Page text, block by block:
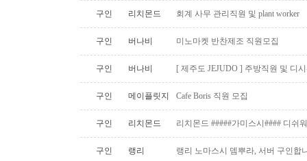
구인 리치몬드 회계 사무 관리직원 및 plant worker
구인 버나비 미노마켓 반찬제조 직원모집
구인 버나비 [ 제주도 JEJUDO ] 주방직원 및 디
구인 메이플릿지 Cafe Boris 직원 모집
구인 리치몬드 리치몬드 #####가미스시#### 디쉬
구인 랭리 랭리 노마스시 뎀뿌라, 서버 구인합